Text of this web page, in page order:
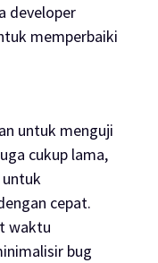
developer
memperbaiki
untuk menguji
cukup lama,
cepat.
waktu
bug